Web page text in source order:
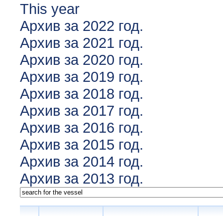
This year
Архив за 2022 год.
Архив за 2021 год.
Архив за 2020 год.
Архив за 2019 год.
Архив за 2018 год.
Архив за 2017 год.
Архив за 2016 год.
Архив за 2015 год.
Архив за 2014 год.
Архив за 2013 год.